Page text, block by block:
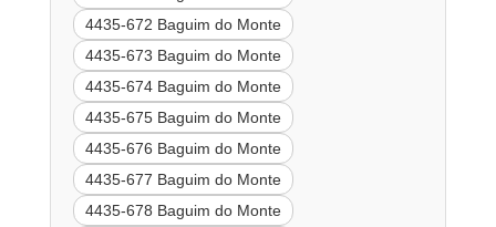
4435-672 Baguim do Monte
4435-673 Baguim do Monte
4435-674 Baguim do Monte
4435-675 Baguim do Monte
4435-676 Baguim do Monte
4435-677 Baguim do Monte
4435-678 Baguim do Monte